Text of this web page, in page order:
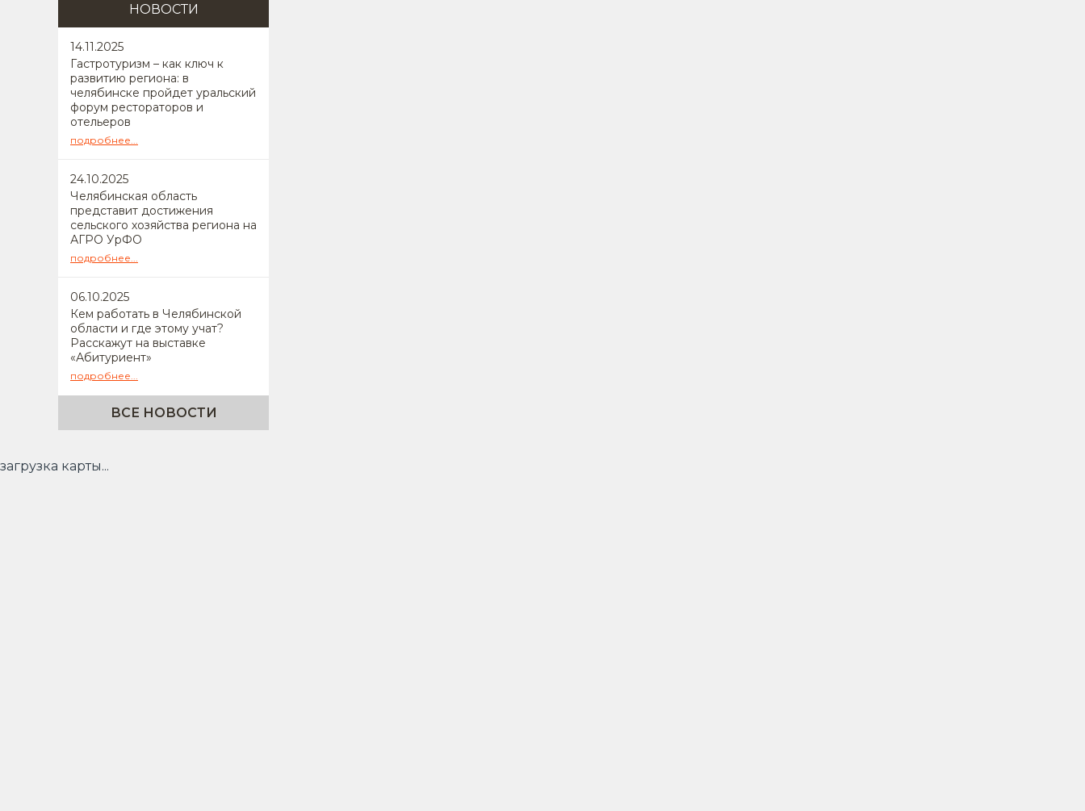
НОВОСТИ
14.11.2025
Гастротуризм – как ключ к
развитию региона: в
челябинске пройдет уральский
форум рестораторов и
отельеров
подробнее...
24.10.2025
Челябинская область
представит достижения
сельского хозяйства региона на
АГРО УрФО
подробнее...
06.10.2025
Кем работать в Челябинской
области и где этому учат?
Расскажут на выставке
«Абитуриент»
подробнее...
ВСЕ НОВОСТИ
загрузка карты...